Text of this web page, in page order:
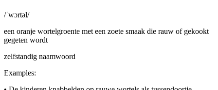
/ˈwɔrtəl/
een oranje wortelgroente met een zoete smaak die rauw of gekookt
gegeten wordt
zelfstandig naamwoord
Examples: